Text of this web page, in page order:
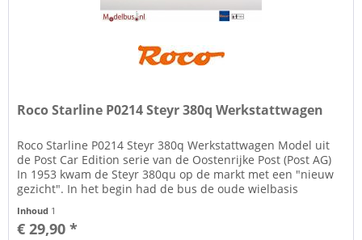
Roco Starline P0214 Steyr 380q Werkstattwagen
Roco Starline P0214 Steyr 380q Werkstattwagen Model uit
de Post Car Edition serie van de Oostenrijke Post (Post AG)
In 1953 kwam de Steyr 380qu op de markt met een "nieuw
gezicht". In het begin had de bus de oude wielbasis
Inhoud 1
€ 29,90 *